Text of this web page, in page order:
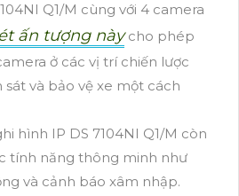
Q1/M cùng với 4 camera
ấn tượng nàycho phép
ở các vị trí chiến lược
và bảo vệ xe một cách
hình IP DS 7104NI Q1/M còn
tính năng thông minh như
và cảnh báo xâm nhập.